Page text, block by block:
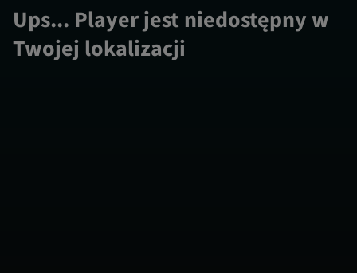
Ups... Player jest niedostępny w
Twojej lokalizacji